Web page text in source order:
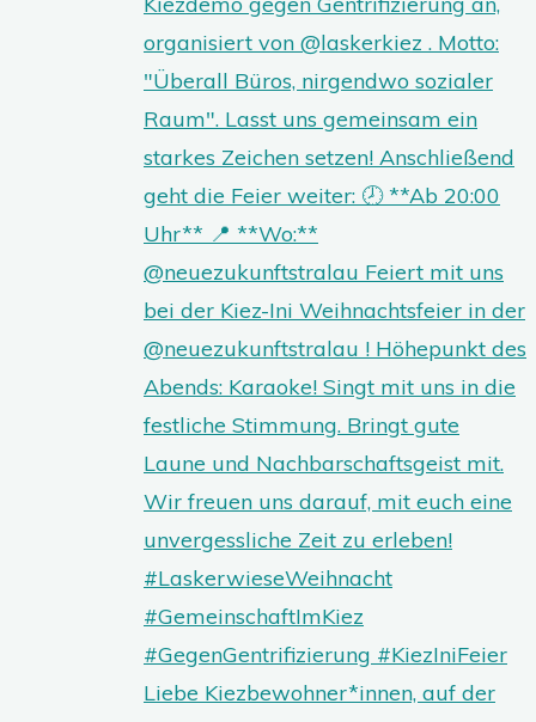
Liebe Kiezbewohner*innen, auf der